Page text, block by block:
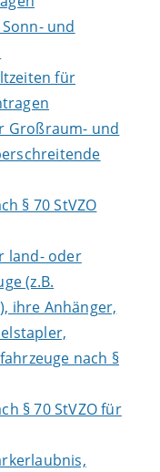
und
für
Großraum- und
§ 70 StVZO
land- oder
(z.B.
ihre Anhänger,
nach §
§ 70 StVZO für